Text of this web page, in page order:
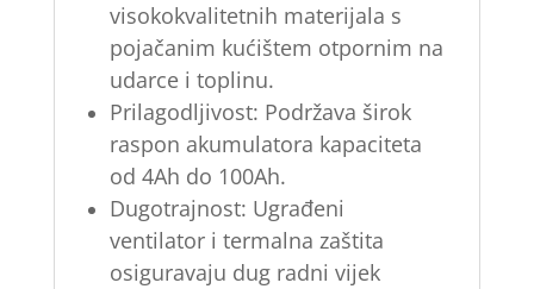
visokokvalitetnih materijala s
pojačanim kućištem otpornim na
udarce i toplinu.
Prilagodljivost: Podržava širok
raspon akumulatora kapaciteta
od 4Ah do 100Ah.
Dugotrajnost: Ugrađeni
ventilator i termalna zaštita
osiguravaju dug radni vijek